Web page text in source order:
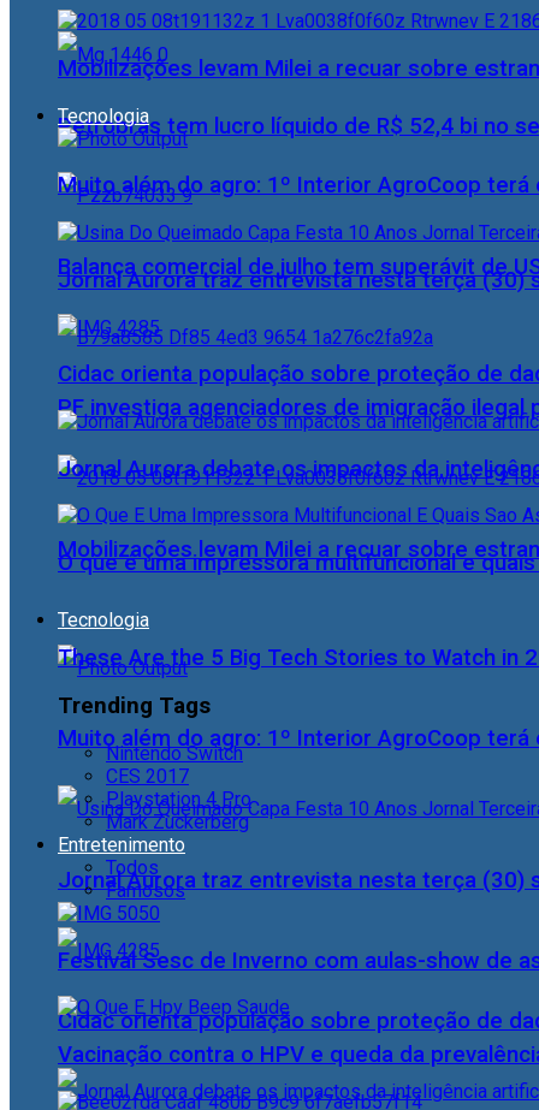
Petrobras tem lucro líquido de R$ 52,4 bi no
Balança comercial de julho tem superávit de
PF investiga agenciadores de imigração ilegal
Mobilizações levam Milei a recuar sobre
Tecnologia
Muito além do agro: 1º Interior AgroCoop
Jornal Aurora traz entrevista nesta terça (30)
Cidac orienta população sobre proteção de
Mobilizações levam Milei a recuar sobre
Tecnologia
Muito além do agro: 1º Interior AgroCoop
Jornal Aurora traz entrevista nesta terça (30)
Cidac orienta população sobre proteção de
Jornal Aurora debate os impactos da
O que é uma impressora multifuncional e
These Are the 5 Big Tech Stories to Watch in
Trending Tags
Nintendo Switch
CES 2017
Playstation 4 Pro
Mark Zuckerberg
Entretenimento
Todos
Famosos
Festival Sesc de Inverno com aulas-show de
Vacinação contra o HPV e queda da